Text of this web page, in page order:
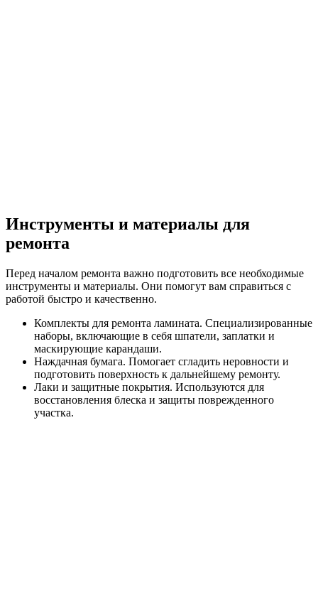
Инструменты и материалы для
ремонта
Перед началом ремонта важно подготовить все необходимые
инструменты и материалы. Они помогут вам справиться с
работой быстро и качественно.
Комплекты для ремонта ламината. Специализированные
наборы, включающие в себя шпатели, заплатки и
маскирующие карандаши.
Наждачная бумага. Помогает сгладить неровности и
подготовить поверхность к дальнейшему ремонту.
Лаки и защитные покрытия. Используются для
восстановления блеска и защиты поврежденного
участка.